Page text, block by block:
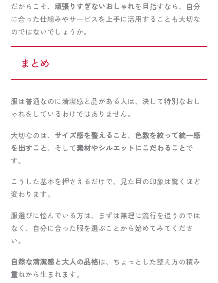
だからこそ、 頑張りすぎないおしゃれを目指すなら、自分
に合った仕組みやサービスを上手に活用することも大切な
のではないでしょうか。
まとめ
服は普通なのに清潔感と品がある人は、決して特別なおし
ゃれをしているわけではありません。
大切なのは、 サイズ感を整えること、 色数を絞って統一感
を出すこと、そして素材やシルエットにこだわることで
す。
こうした基本を押さえるだけで、見た目の印象は驚くほど
変わります。
服選びに悩んでいる方は、まずは無理に流行を追うのでは
なく、自分に合った服を選ぶことから始めてみてくださ
い。
自然な清潔感と大人の品格は、ちょっとした整え方の積み
重ねから生まれます。